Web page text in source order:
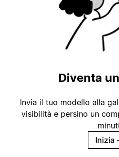
Diventa
Invia il tuo modello alla
visibilità e persino un
minuti
Inizia